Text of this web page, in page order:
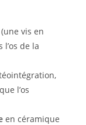
(une vis en
de la
l’os
en céramique